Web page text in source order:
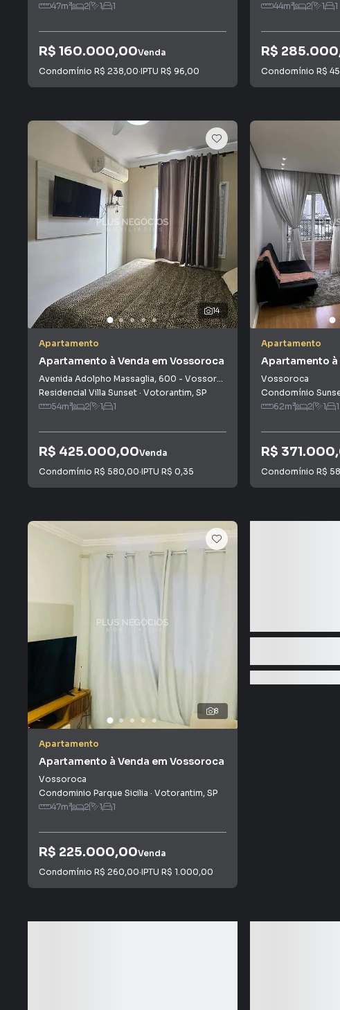
47m² 2 1 1
R$ 160.000,00Venda
Condomínio R$ 238,00·IPTU R$ 96,00
44m² 2 1 1
R$
Condomínio R$
14
Apartamento
Apartamento à Venda em Vossoroca
Avenida Adolpho Massaglia, 600 - Vossoroca
Residencial Villa Sunset · Votorantim, SP
54m² 2 1 1
R$ 425.000,00Venda
Condomínio R$ 580,00·IPTU R$ 0,35
Apartamento
Apartamento à
Vossoroca
Condomínio
62m² 2 1 1
R$
Condomínio R$
8
Apartamento
Apartamento à Venda em Vossoroca
Vossoroca
Condominio Parque Sicilia · Votorantim, SP
47m² 2 1 1
R$ 225.000,00Venda
Condomínio R$ 260,00·IPTU R$ 1.000,00